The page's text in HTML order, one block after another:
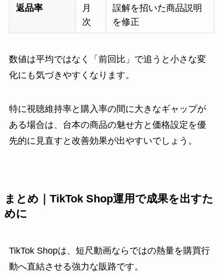
返品率
月
次
誤解を招いた商品説明
を修正
数値は平均ではなく「前回比」で追うと小さな変
化にも気づきやすくなります。
特に視聴維持率と購入率の間に大きなギャップが
ある場合は、台本の商品の魅せ方と価格設定を優
先的に見直すと改善効果が出やすいでしょう。
まとめ｜TikTok Shop運用で成果を出すた
めに
TikTok Shopは、短尺動画ならではの熱量を購買行
動へ直結させる強力な販路です。